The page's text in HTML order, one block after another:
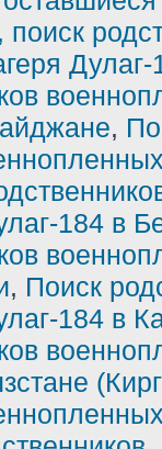
,
184 в
, Поиск
184 в